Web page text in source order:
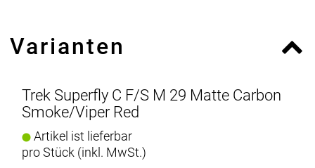
Varianten
Trek Superfly C F/S M 29 Matte Carbon
Smoke/Viper Red
Artikel ist lieferbar
pro Stück (inkl. MwSt.)